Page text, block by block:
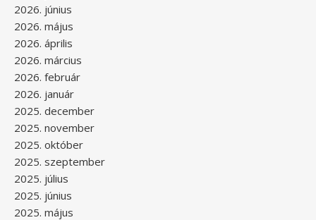
2026. június
2026. május
2026. április
2026. március
2026. február
2026. január
2025. december
2025. november
2025. október
2025. szeptember
2025. július
2025. június
2025. május